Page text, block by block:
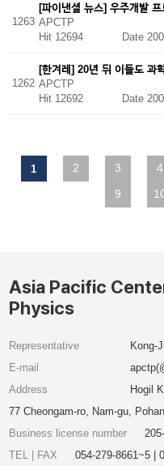
1263
[파이낸셜 뉴스] 우주개발
APCTP
Hit 12694
Date
1262
[한겨레] 20년 뒤 이들도 과
APCTP
Hit 12692
Date
1 2 3 4
9
Asia Pacific
Physics
Representative
Kong-
E-mail
Address
Hogil
77 Cheongam-ro, Nam-gu,
Business license number
TEL | FAX
054-279-8661~5 |